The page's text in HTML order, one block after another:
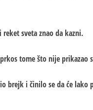
sveta znao da kazni.
tome što nije prikazao
brejk i činilo se da će lako